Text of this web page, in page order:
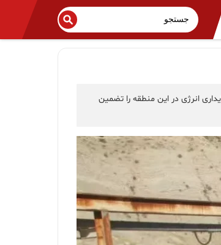
انرژی در این منطقه را تضمین